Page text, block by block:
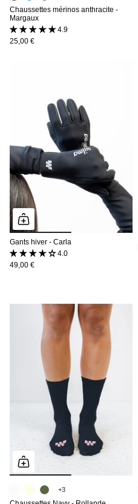
Chaussettes mérinos anthracite -
Margaux
4.9 (9 avis)
25,00 €
Gants hiver - Carla
4.0 (3 avis)
49,00 €
+3